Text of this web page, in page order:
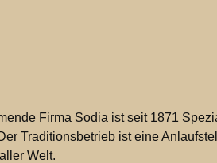
Firma Sodia ist seit 1871
Traditionsbetrieb ist eine
Welt.